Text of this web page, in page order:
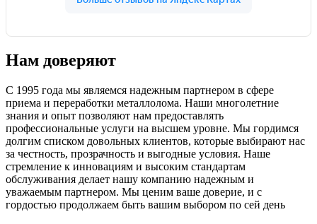
Нам доверяют
С 1995 года мы являемся надежным партнером в сфере
приема и переработки металлолома. Наши многолетние
знания и опыт позволяют нам предоставлять
профессиональные услуги на высшем уровне. Мы гордимся
долгим списком довольных клиентов, которые выбирают нас
за честность, прозрачность и выгодные условия. Наше
стремление к инновациям и высоким стандартам
обслуживания делает нашу компанию надежным и
уважаемым партнером. Мы ценим ваше доверие, и с
гордостью продолжаем быть вашим выбором по сей день